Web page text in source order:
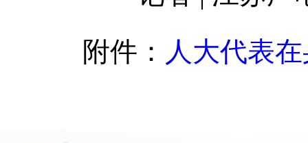
附件： 人大代表